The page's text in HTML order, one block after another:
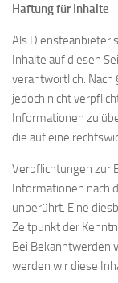
Haftung für Inhalte
Als Diensteanbieter
Inhalte auf diesen
verantwortlich. Nach
jedoch nicht
Informationen zu
die auf eine
Verpflichtungen zur
Informationen nach
unberührt. Eine
Zeitpunkt der
Bei Bekanntwerden
werden wir diese